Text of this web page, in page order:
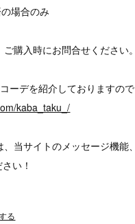
場合のみ
購入時にお問合せください。
ーデを紹介しておりますの
kaba_taku_/
当サイトのメッセージ機能
い！
る